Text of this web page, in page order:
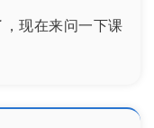
现在来问一下课